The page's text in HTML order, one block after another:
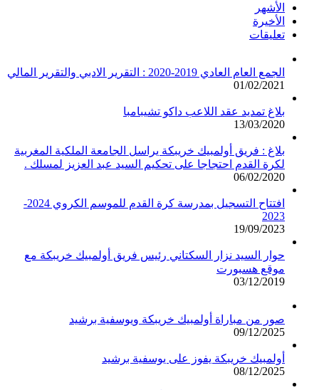
الأشهر
الأخيرة
تعليقات
الجمع العام العادي 2019-2020 : التقرير الادبي والتقرير المالي
01/02/2021
بلاغ تمديد عقد اللاعب داكو تشيبامبا
13/03/2020
بلاغ : فريق أولمبيك خريبكة يراسل الجامعة الملكية المغربية
لكرة القدم احتجاجا على تحكيم السيد عبد العزيز لمسلك .
06/02/2020
افتتاح التسجيل بمدرسة كرة القدم للموسم الكروي 2024-
2023
19/09/2023
حوار السيد نزار السكتاني رئيس فريق أولمبيك خريبكة مع
موقع هسبورت
03/12/2019
صور من مباراة أولمبيك خريبكة ويوسفية برشيد
09/12/2025
أولمبيك خريبكة يفوز على يوسفية برشيد
08/12/2025